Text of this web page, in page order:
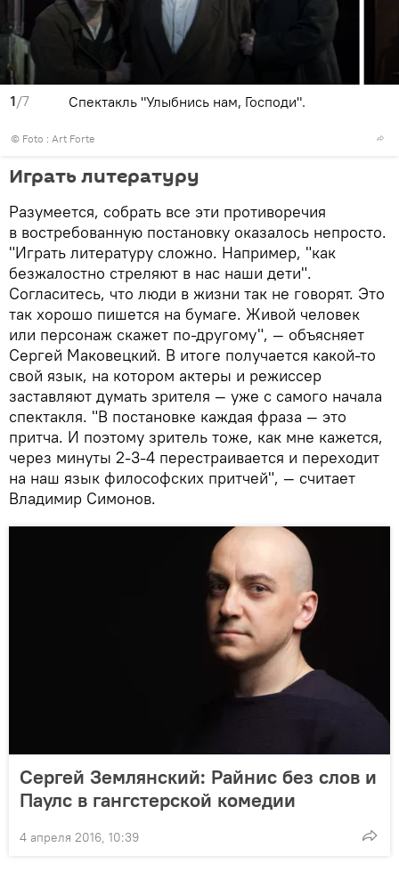
1/7
© Foto : Art Forte
Спектакль "Улыбнись нам, Господи".
Играть литературу
Разумеется, собрать все эти противоречия
в востребованную постановку оказалось непросто.
"Играть литературу сложно. Например, "как
безжалостно стреляют в нас наши дети".
Согласитесь, что люди в жизни так не говорят. Это
так хорошо пишется на бумаге. Живой человек
или персонаж скажет по-другому", — объясняет
Сергей Маковецкий. В итоге получается какой-то
свой язык, на котором актеры и режиссер
заставляют думать зрителя — уже с самого начала
спектакля. "В постановке каждая фраза — это
притча. И поэтому зритель тоже, как мне кажется,
через минуты 2-3-4 перестраивается и переходит
на наш язык философских притчей", — считает
Владимир Симонов.
Сергей Землянский: Райнис без слов и
Паулс в гангстерской комедии
4 апреля 2016, 10:39